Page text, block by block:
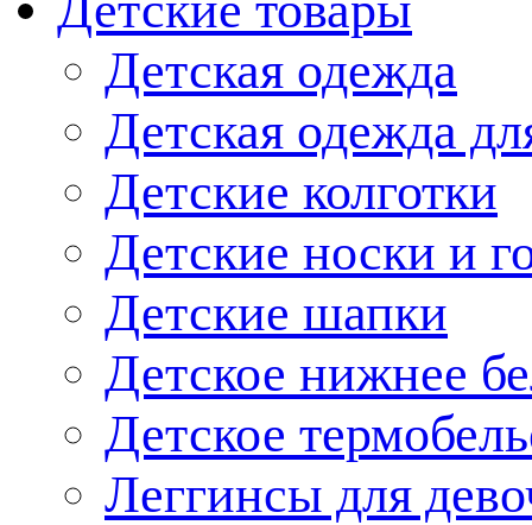
Детская одежда
Детская одежда
Детские колготки
Детские носки и
Детские шапки
Детское нижнее
Детское
Леггинсы для